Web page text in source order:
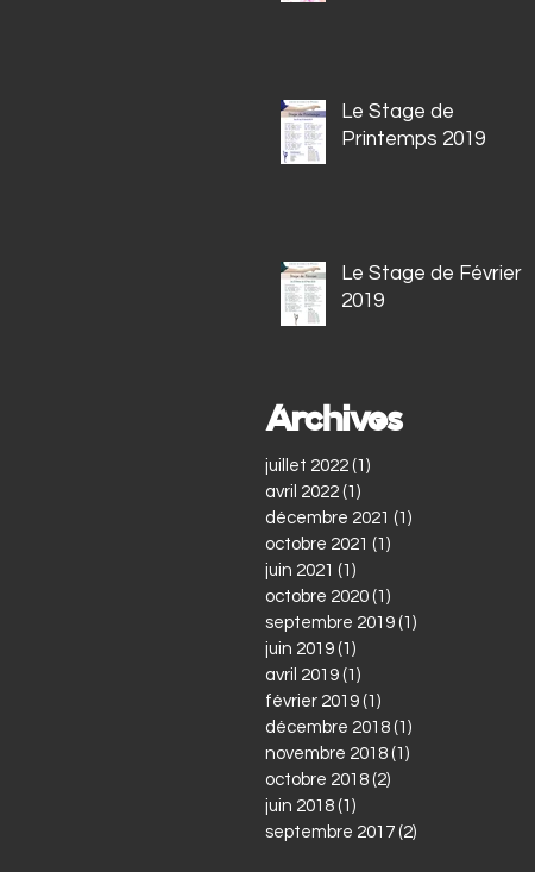
Le Stage de
Printemps 2019
Le Stage de Février
2019
Archives
juillet 2022 (1)
avril 2022 (1)
décembre 2021 (1)
octobre 2021 (1)
juin 2021 (1)
octobre 2020 (1)
septembre 2019 (1)
juin 2019 (1)
avril 2019 (1)
février 2019 (1)
décembre 2018 (1)
novembre 2018 (1)
octobre 2018 (2)
juin 2018 (1)
septembre 2017 (2)